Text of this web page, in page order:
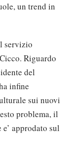
un trend in
servizio
Riguardo
del
infine
sui nuovi
problema, il
approdato sul